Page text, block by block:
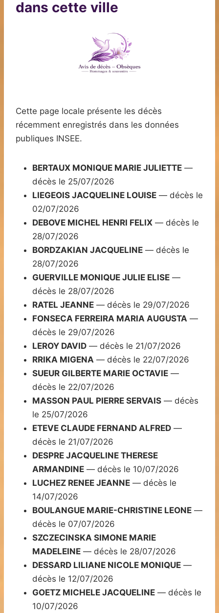
dans cette ville
Cette page locale présente les décès
récemment enregistrés dans les données
publiques INSEE.
BERTAUX MONIQUE MARIE JULIETTE —
décès le 25/07/2026
LIEGEOIS JACQUELINE LOUISE — décès le
02/07/2026
DEBOVE MICHEL HENRI FELIX — décès le
28/07/2026
BORDZAKIAN JACQUELINE — décès le
28/07/2026
GUERVILLE MONIQUE JULIE ELISE —
décès le 28/07/2026
RATEL JEANNE — décès le 29/07/2026
FONSECA FERREIRA MARIA AUGUSTA —
décès le 29/07/2026
LEROY DAVID — décès le 21/07/2026
RRIKA MIGENA — décès le 22/07/2026
SUEUR GILBERTE MARIE OCTAVIE —
décès le 22/07/2026
MASSON PAUL PIERRE SERVAIS — décès
le 25/07/2026
ETEVE CLAUDE FERNAND ALFRED —
décès le 21/07/2026
DESPRE JACQUELINE THERESE
ARMANDINE — décès le 10/07/2026
LUCHEZ RENEE JEANNE — décès le
14/07/2026
BOULANGUE MARIE-CHRISTINE LEONE —
décès le 07/07/2026
SZCZECINSKA SIMONE MARIE
MADELEINE — décès le 28/07/2026
DESSARD LILIANE NICOLE MONIQUE —
décès le 12/07/2026
GOETZ MICHELE JACQUELINE — décès le
10/07/2026